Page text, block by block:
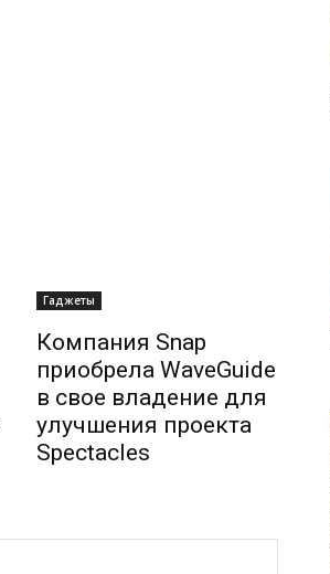
Гаджеты
Компания Snap
приобрела WaveGuide
в свое владение для
улучшения проекта
Spectacles